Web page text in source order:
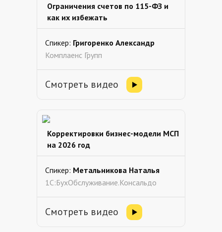
Ограничения счетов по 115-ФЗ и
как их избежать
Спикер: Григоренко Александр
Комплаенс Групп
Смотреть видео
Корректировки бизнес-модели МСП
на 2026 год
Спикер: Метальникова Наталья
1С:БухОбслуживание.Консальдо
Смотреть видео